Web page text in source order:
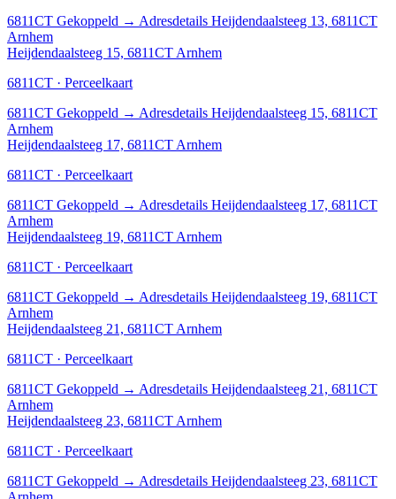
6811CT Gekoppeld → Adresdetails Heijdendaalsteeg 13, 6811CT
Arnhem
Heijdendaalsteeg 15, 6811CT Arnhem
6811CT · Perceelkaart
6811CT Gekoppeld → Adresdetails Heijdendaalsteeg 15, 6811CT
Arnhem
Heijdendaalsteeg 17, 6811CT Arnhem
6811CT · Perceelkaart
6811CT Gekoppeld → Adresdetails Heijdendaalsteeg 17, 6811CT
Arnhem
Heijdendaalsteeg 19, 6811CT Arnhem
6811CT · Perceelkaart
6811CT Gekoppeld → Adresdetails Heijdendaalsteeg 19, 6811CT
Arnhem
Heijdendaalsteeg 21, 6811CT Arnhem
6811CT · Perceelkaart
6811CT Gekoppeld → Adresdetails Heijdendaalsteeg 21, 6811CT
Arnhem
Heijdendaalsteeg 23, 6811CT Arnhem
6811CT · Perceelkaart
6811CT Gekoppeld → Adresdetails Heijdendaalsteeg 23, 6811CT